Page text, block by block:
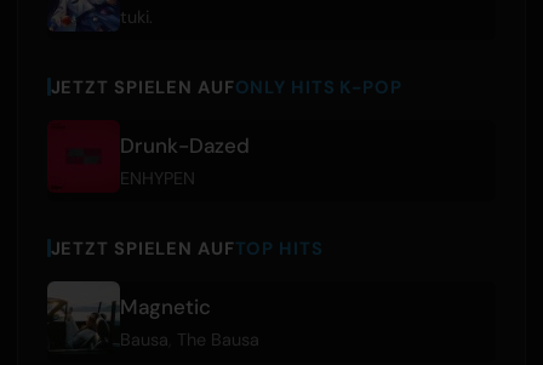
tuki.
JETZT SPIELEN AUFONLY HITS K-POP
Drunk-Dazed
ENHYPEN
JETZT SPIELEN AUFTOP HITS
Magnetic
Bausa The Bausa